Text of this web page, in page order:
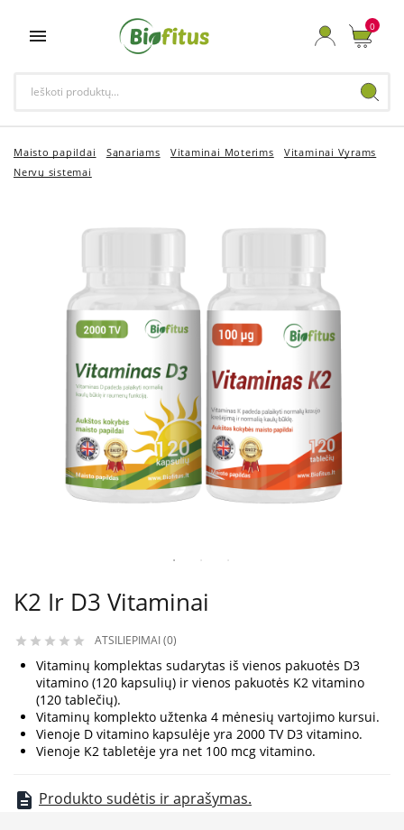
 0
Maisto papildai Sąnariams Vitaminai Moterims
Vitaminai Vyrams
Nervų sistemai
K2 Ir D3 Vitaminai
     ATSILIEPIMAI (0)
Vitaminų komplektas sudarytas iš vienos pakuotės D3
vitamino (120 kapsulių) ir vienos pakuotės K2 vitamino
(120 tablečių).
Vitaminų komplekto užtenka 4 mėnesių vartojimo kursui.
Vienoje D vitamino kapsulėje yra 2000 TV D3 vitamino.
Vienoje K2 tabletėje yra net 100 mcg vitamino.
description Produkto sudėtis ir aprašymas.